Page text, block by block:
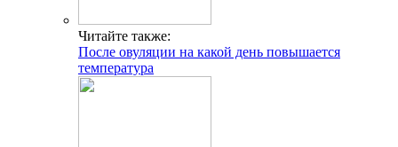
Читайте также:
После овуляции на какой день повышается
температура